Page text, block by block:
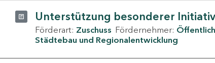
Unterstützung besonderer
Förderart: Zuschuss Fördernehmer:
Städtebau und Regionalentwicklung